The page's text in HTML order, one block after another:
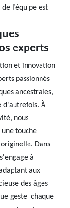
l’équipe est
experts
et innovation
passionnés
ancestrales,
d'autrefois. À
nous
une touche
Dans
à
aux
des âges
geste, chaque